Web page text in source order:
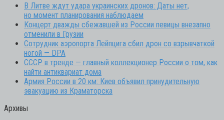
В Литве ждут удара украинских дронов: Даты нет,
но момент планирования наблюдаем
Концерт дважды сбежавшей из России певицы внезапно
отменили в Грузии
Сотрудник аэропорта Лейпцига сбил дрон со взрывчаткой
ногой — DPA
СССР в тренде — главный коллекционер России о том, как
найти антиквариат дома
Армия России в 20 км: Киев объявил принудительную
эвакуацию из Краматорска
Архивы